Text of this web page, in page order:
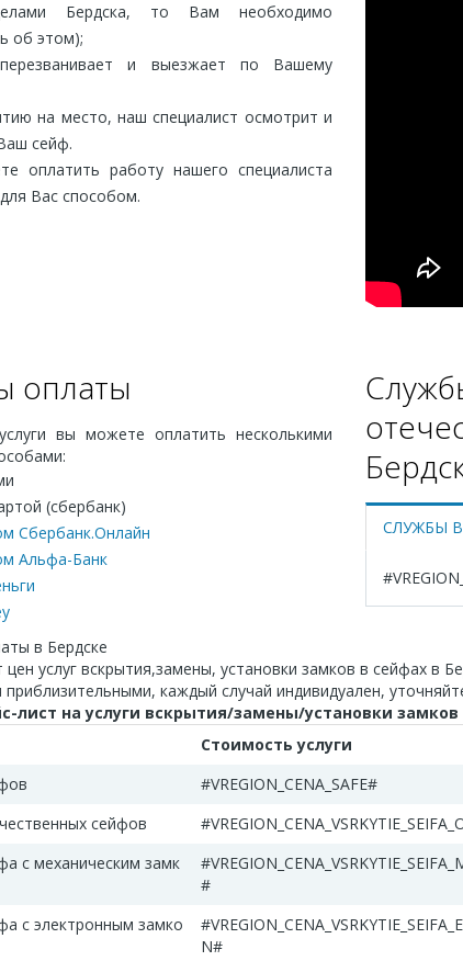
Бердска, то Вам необходимо
об этом);
и выезжает по Вашему
на место, наш специалист осмотрит и
сейф.
оплатить работу нашего специалиста
Вас способом.
оплаты
вы можете оплатить несколькими
(сбербанк)
Сбербанк.Онлайн
Альфа-Банк
СЛУЖБЫ
услуг вскрытия,замены, установки замков в сейфах в
каждый случай индивидуален,
лист на услуги вскрытия/замены/установки замков
Стоимость услуги
#VREGION_CENA_SAFE#
сейфов
с механическим замк
#
с электронным замко
N#